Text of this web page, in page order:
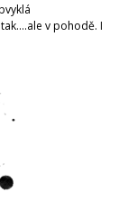
v pohodě. I